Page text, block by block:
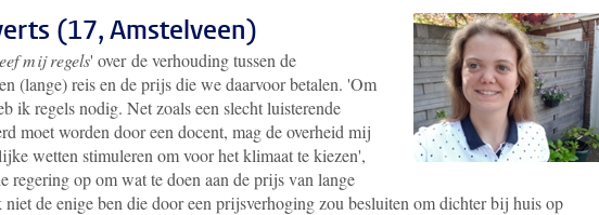
(17, Amstelveen)
mij regels' over de verhouding tussen de
(lange) reis en de prijs die we daarvoor betalen. 'Om
ik regels nodig. Net zoals een slecht luisterende
moet worden door een docent, mag de overheid mij
wetten stimuleren om voor het klimaat te kiezen',
regering op om wat te doen aan de prijs van lange
de enige ben die door een prijsverhoging zou besluiten om dichter bij huis op